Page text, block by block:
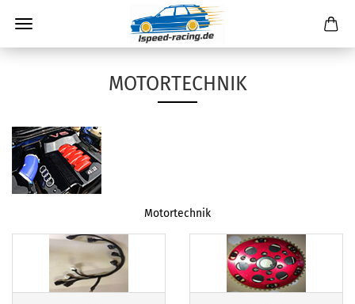
MOTORTECHNIK
Motortechnik